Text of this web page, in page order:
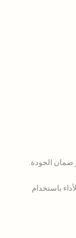
ضمان الجودة.
باستخدام